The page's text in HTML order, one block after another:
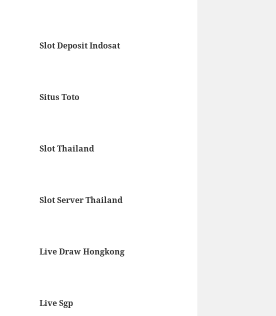
Slot Deposit Indosat
Situs Toto
Slot Thailand
Slot Server Thailand
Live Draw Hongkong
Live Sgp